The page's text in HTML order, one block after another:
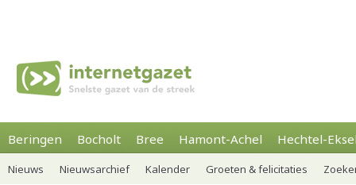
Beringen Bocholt Bree Hamont-Achel Hechtel-
Nieuws Nieuwsarchief Kalender Groeten & felicitaties